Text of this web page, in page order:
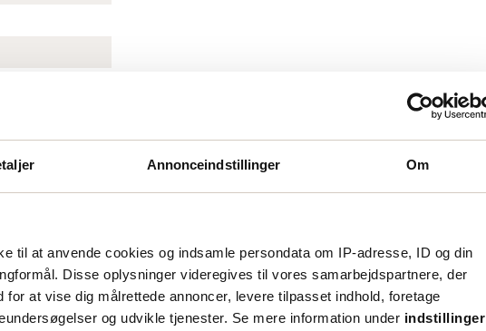
Annonceindstillinger Om
til at anvende cookies og indsamle persondata om IP-adresse, ID og din
Disse oplysninger videregives til vores samarbejdspartnere, der
at vise dig målrettede annoncer, levere tilpasset indhold, foretage
og udvikle tjenester. Se mere information under indstillinger